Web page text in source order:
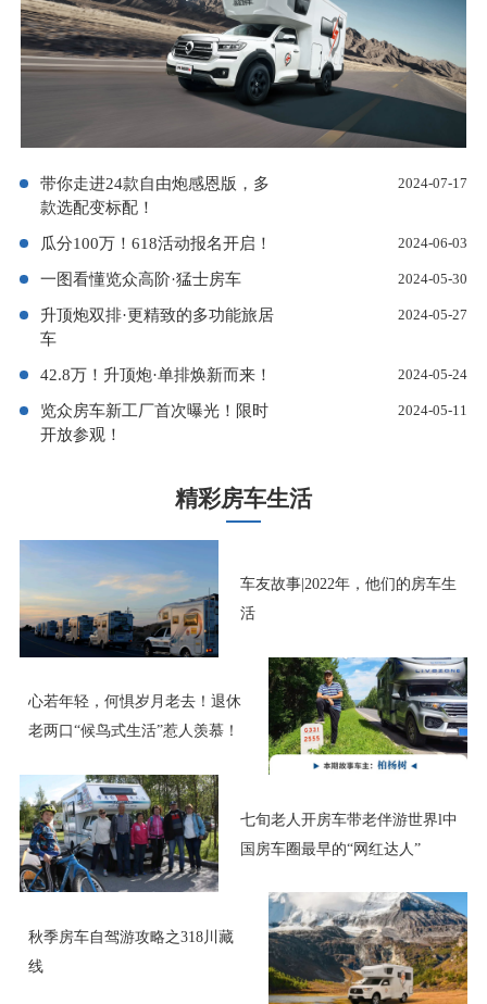
带你走进24款自由炮感恩版，多
款选配变标配！
2024-07-17
瓜分100万！618活动报名开启！ 2024-06-03
一图看懂览众高阶·猛士房车 2024-05-30
升顶炮双排·更精致的多功能旅居
车
2024-05-27
42.8万！升顶炮·单排焕新而来！ 2024-05-24
览众房车新工厂首次曝光！限时
开放参观！
2024-05-11
精彩房车生活
车友故事|2022年，他们的房车生
活
心若年轻，何惧岁月老去！退休
老两口“候鸟式生活”惹人羡慕！
七旬老人开房车带老伴游世界l中
国房车圈最早的“网红达人”
秋季房车自驾游攻略之318川藏
线